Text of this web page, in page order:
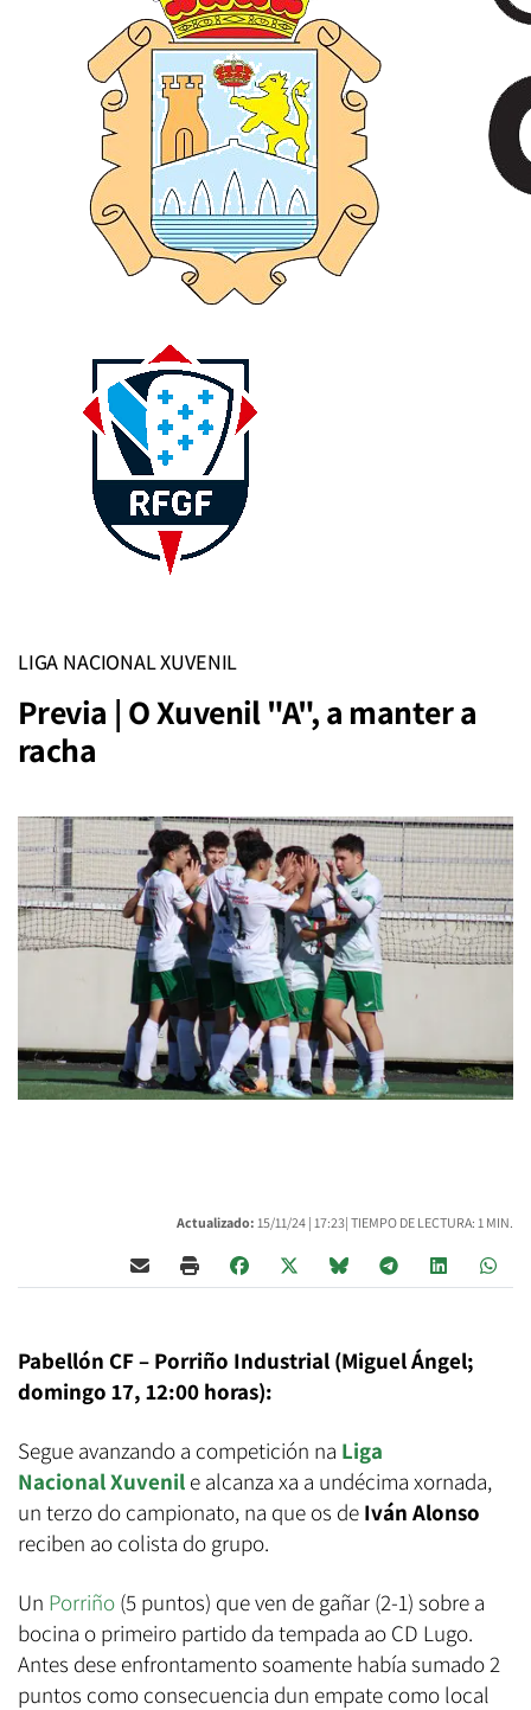
LIGA NACIONAL XUVENIL
Previa | O Xuvenil "A", a manter a
racha
Actualizado: 15/11/24 | 17:23| TIEMPO DE LECTURA: 1 MIN.
Pabellón CF – Porriño Industrial (Miguel Ángel;
domingo 17, 12:00 horas):
Segue avanzando a competición na Liga
Nacional Xuvenil e alcanza xa a undécima xornada,
un terzo do campionato, na que os de Iván Alonso
reciben ao colista do grupo.
Un Porriño (5 puntos) que ven de gañar (2-1) sobre a
bocina o primeiro partido da tempada ao CD Lugo.
Antes dese enfrontamento soamente había sumado 2
puntos como consecuencia dun empate como local